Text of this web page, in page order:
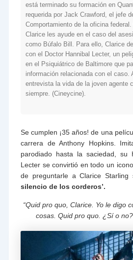
está terminado su formación en
requerida por Jack Crawford, el jefe
Comportamiento de la oficina
Clarice les ayude en el caso del
como Búfalo Bill. Para ello, Clarice
con el Doctor Hannibal Lecter, un
en el Psiquiátrico de Baltimore que
información relacionada con el caso.
entrevista la vida de la joven agente
siempre. (Cineycine).
Se cumplen ¡35 años! de una
carrera de Anthony Hopkins.
parodiado hasta la saciedad, su
Lecter se convirtió en todo un
de preguntarle a Clarice
silencio de los corderos’.
“Quid pro quo, Clarice. Yo le digo
cosas. Quid pro quo. ¿Sí o